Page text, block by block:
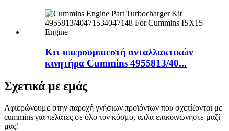
Κιτ υπερσυμπιεστή ανταλλακτικών
κινητήρα Cummins 4955813/40...
Σχετικά με εμάς
Αφιερώνουμε στην παροχή γνήσιων προϊόντων που σχετίζονται με
cummins για πελάτες σε όλο τον κόσμο, απλά επικοινωνήστε μαζί
μας!